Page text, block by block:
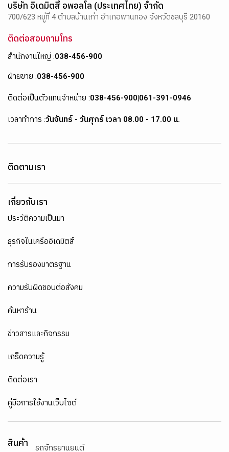
บริษัท อิเดมิตสึ อพอลโล (ประเทศไทย) จำกัด
700/623 หมู่ที่ 4 ตำบลบ้านเก่า อำเภอพานทอง จังหวัดชลบุรี 20160
ติดต่อสอบถามโทร
สำนักงานใหญ่ :038-456-900
ฝ่ายขาย :038-456-900
ติดต่อเป็นตัวแทนจำหน่าย :038-456-900|061-391-0946
เวลาทำการ :วันจันทร์ - วันศุกร์ เวลา 08.00 - 17.00 น.
ติดตามเรา
เกี่ยวกับเรา
ประวัติความเป็นมา
ธุรกิจในเครืออิเดมิตสึ
การรับรองมาตรฐาน
ความรับผิดชอบต่อสังคม
ค้นหาร้าน
ข่าวสารและกิจกรรม
เกร็ดความรู้
ติดต่อเรา
คู่มือการใช้งานเว็บไซต์
สินค้า รถจักรยานยนต์